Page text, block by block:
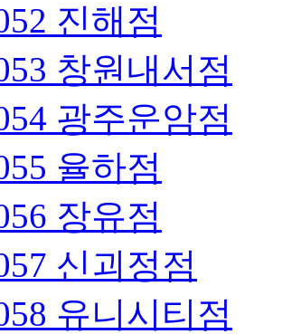
진해점
창원내서점
광주운암점
율하점
장유점
신괴정점
유니시티점